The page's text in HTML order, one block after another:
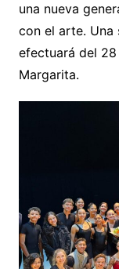
una nueva
con el arte. Una
efectuará del
Margarita.